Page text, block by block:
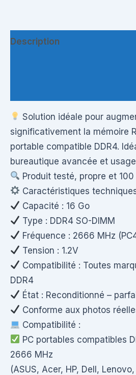
Description
Solution idéale pour
significativement la mémoire
portable compatible DDR4.
bureautique avancée et
Produit testé, propre et
Caractéristiques
Capacité : 16 Go
Type : DDR4 SO-DIMM
Fréquence : 2666 MHz
Tension : 1.2V
Compatibilité : Toutes
DDR4
État : Reconditionné –
Conforme aux photos
Compatibilité :
PC portables compatibles
2666 MHz
(ASUS, Acer, HP, Dell,